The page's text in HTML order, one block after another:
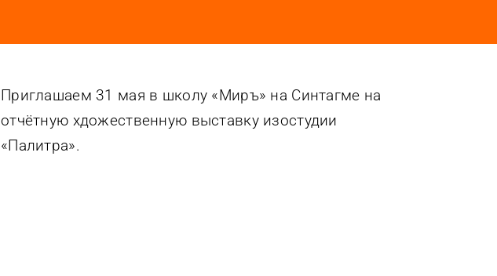
Приглашаем 31 мая в школу «Миръ» на Синтагме на
отчётную хдожественную выставку изостудии
«Палитра».